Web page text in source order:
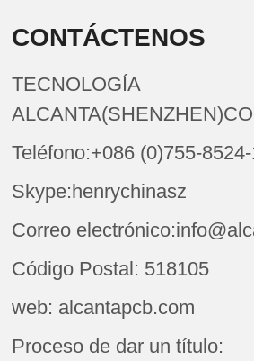
CONTÁCTENOS
TECNOLOGÍA
Teléfono:+086 (0)755-
Skype:henrychinasz
Correo
Código Postal: 518105
web: alcantapcb.com
Proceso de dar un título: